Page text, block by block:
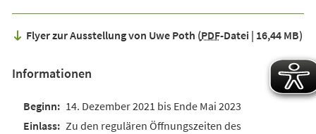
Flyer zur Ausstellung von Uwe Poth PDF-Datei 16,44 MB
Informationen
14. Dezember 2021 bis Ende Mai 2023
Zu den regulären Öffnungszeiten des